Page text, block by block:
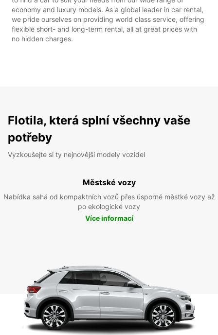
economy and luxury models. As a global leader in car rental,
we pride ourselves on providing world class service, offering
flexible short- and long-term rental, all at great prices with
no hidden charges.
Flotila, která splní všechny vaše
potřeby
Vyzkoušejte si ty nejnovější modely vozidel
Městské vozy
Nabídka sahá od kompaktních vozů přes úsporné městké vozy až
po ekologické vozy
Více informací